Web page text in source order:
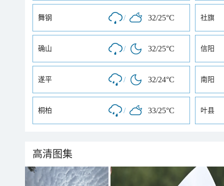
舞钢 / 32/25°C 社旗
确山 / 32/25°C 信阳
遂平 / 32/24°C 南阳
桐柏 / 33/25°C 叶县
高清图集